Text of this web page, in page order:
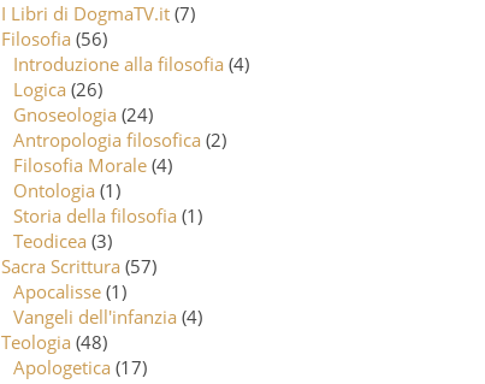
I Libri di DogmaTV.it (7)
Filosofia (56)
Introduzione alla filosofia (4)
Logica (26)
Gnoseologia (24)
Antropologia filosofica (2)
Filosofia Morale (4)
Ontologia (1)
Storia della filosofia (1)
Teodicea (3)
Sacra Scrittura (57)
Apocalisse (1)
Vangeli dell'infanzia (4)
Teologia (48)
Apologetica (17)